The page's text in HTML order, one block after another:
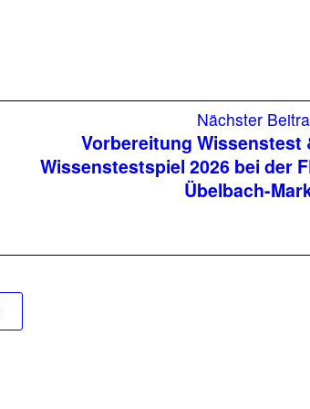
Nächster
Vorbereitung Wissenstest
Wissenstestspiel 2026 bei der
Übelbach-